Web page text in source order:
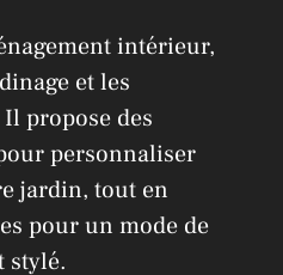
intérieur,
et les
propose des
personnaliser
jardin, tout en
pour un mode de
stylé.